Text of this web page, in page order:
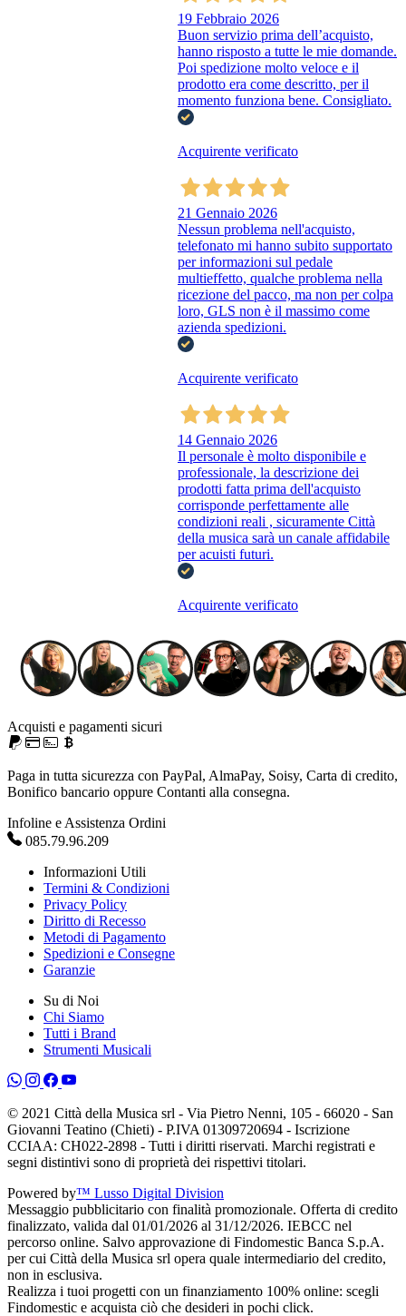
19 Febbraio 2026
Buon servizio prima dell’acquisto,
hanno risposto a tutte le mie domande.
Poi spedizione molto veloce e il
prodotto era come descritto, per il
momento funziona bene. Consigliato.
Acquirente verificato
21 Gennaio 2026
Nessun problema nell'acquisto,
telefonato mi hanno subito supportato
per informazioni sul pedale
multieffetto, qualche problema nella
ricezione del pacco, ma non per colpa
loro, GLS non è il massimo come
azienda spedizioni.
Acquirente verificato
14 Gennaio 2026
Il personale è molto disponibile e
professionale, la descrizione dei
prodotti fatta prima dell'acquisto
corrisponde perfettamente alle
condizioni reali , sicuramente Città
della musica sarà un canale affidabile
per acuisti futuri.
Acquirente verificato
Acquisti e pagamenti sicuri
Paga in tutta sicurezza con PayPal, AlmaPay, Soisy, Carta di credito,
Bonifico bancario oppure Contanti alla consegna.
Infoline e Assistenza Ordini
085.79.96.209
Informazioni Utili
Termini & Condizioni
Privacy Policy
Diritto di Recesso
Metodi di Pagamento
Spedizioni e Consegne
Garanzie
Su di Noi
Chi Siamo
Tutti i Brand
Strumenti Musicali
© 2021 Città della Musica srl - Via Pietro Nenni, 105 - 66020 - San
Giovanni Teatino (Chieti) - P.IVA 01309720694 - Iscrizione
CCIAA: CH022-2898 - Tutti i diritti riservati. Marchi registrati e
segni distintivi sono di proprietà dei rispettivi titolari.
Powered by™ Lusso Digital Division
Messaggio pubblicitario con finalità promozionale. Offerta di credito
finalizzato, valida dal 01/01/2026 al 31/12/2026. IEBCC nel
percorso online. Salvo approvazione di Findomestic Banca S.p.A.
per cui Città della Musica srl opera quale intermediario del credito,
non in esclusiva.
Realizza i tuoi progetti con un finanziamento 100% online: scegli
Findomestic e acquista ciò che desideri in pochi click.